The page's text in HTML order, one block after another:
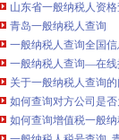
青岛一般纳税人查询
一般纳税人查询全国信
一般纳税人查询—在线
关于一般纳税人查询
如何查询对方公司是否
如何查询增值税一般纳
一般纳税人税号查询_